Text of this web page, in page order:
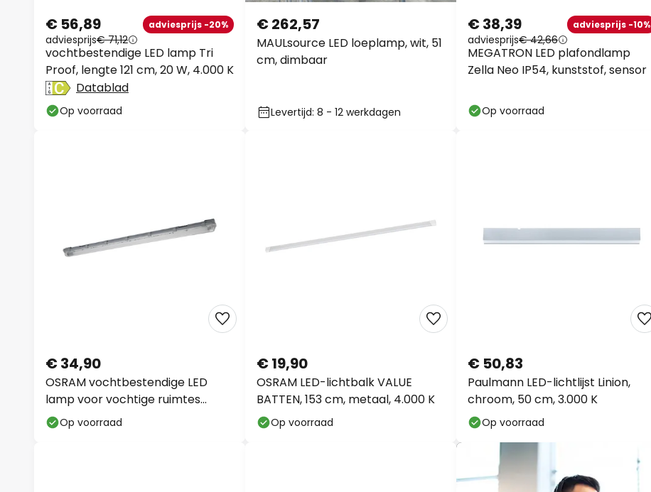
vochtbestendige LED lamp Tri
Proof, lengte 121 cm, 20 W, 4.000 K
€ 56,89 adviesprijs -20%
adviesprijs€ 71,12
Datablad
Op voorraad
MAULsource LED loeplamp, wit, 51
cm, dimbaar
€ 262,57
Levertijd: 8 - 12 werkdagen
MEGATRON LED plafondlamp
Zella Neo IP54, kunststof, sensor
€ 38,39 adviesprijs -10%
adviesprijs€ 42,66
Op voorraad
OSRAM vochtbestendige LED
lamp voor vochtige ruimtes
SUBMARINE, 126 cm grijs
€ 34,90
Op voorraad
OSRAM LED-lichtbalk VALUE
BATTEN, 153 cm, metaal, 4.000 K
€ 19,90
Op voorraad
Paulmann LED-lichtlijst Linion,
chroom, 50 cm, 3.000 K
€ 50,83
Op voorraad